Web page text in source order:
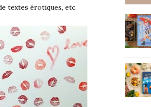
textes érotiques, etc.